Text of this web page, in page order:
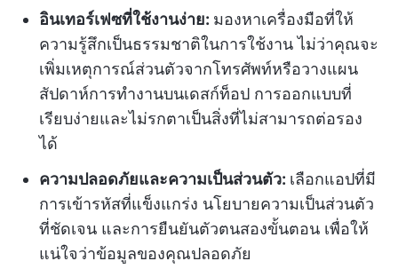
อินเทอร์เฟซที่ใช้งานง่าย: มองหาเครื่องมือที่ให้
ความรู้สึกเป็นธรรมชาติในการใช้งาน ไม่ว่าคุณจะ
เพิ่มเหตุการณ์ส่วนตัวจากโทรศัพท์หรือวางแผน
สัปดาห์การทำงานบนเดสก์ท็อป การออกแบบที่
เรียบง่ายและไม่รกตาเป็นสิ่งที่ไม่สามารถต่อรอง
ได้
ความปลอดภัยและความเป็นส่วนตัว: เลือกแอปที่มี
การเข้ารหัสที่แข็งแกร่ง นโยบายความเป็นส่วนตัว
ที่ชัดเจน และการยืนยันตัวตนสองขั้นตอน เพื่อให้
แน่ใจว่าข้อมูลของคุณปลอดภัย